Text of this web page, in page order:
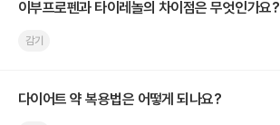
이부프로펜과 타이레놀의 차이점은 무엇인가요?
감기
다이어트 약 복용법은 어떻게 되나요?